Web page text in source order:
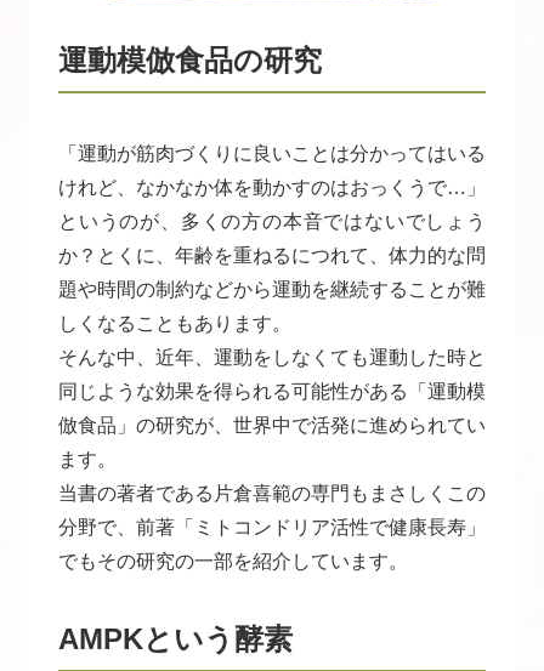
運動模倣食品の研究
「運動が筋肉づくりに良いことは分かってはいる
けれど、なかなか体を動かすのはおっくうで…」
というのが、多くの方の本音ではないでしょう
か？とくに、年齢を重ねるにつれて、体力的な問
題や時間の制約などから運動を継続することが難
しくなることもあります。
そんな中、近年、運動をしなくても運動した時と
同じような効果を得られる可能性がある「運動模
倣食品」の研究が、世界中で活発に進められてい
ます。
当書の著者である片倉喜範の専門もまさしくこの
分野で、前著「ミトコンドリア活性で健康長寿」
でもその研究の一部を紹介しています。
AMPKという酵素